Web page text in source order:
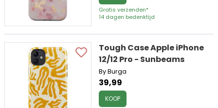
Gratis verzenden*
14 dagen bedenktijd
Tough Case Apple iPhone
12/12 Pro - Sunbeams
By Burga
39,99
KOOP